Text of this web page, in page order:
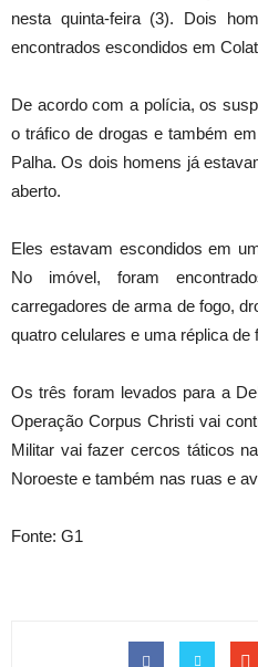
nesta quinta-feira (3). Dois
encontrados escondidos em
De acordo com a polícia, os
o tráfico de drogas e também
Palha. Os dois homens já
aberto.
Eles estavam escondidos em
No imóvel, foram
carregadores de arma de fogo,
quatro celulares e uma réplica de
Os três foram levados para a
Operação Corpus Christi vai
Militar vai fazer cercos táticos
Noroeste e também nas ruas e
Fonte: G1